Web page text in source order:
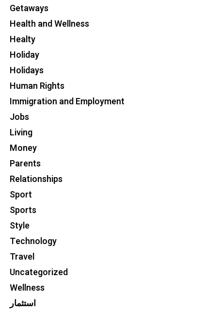
Getaways
Health and Wellness
Healty
Holiday
Holidays
Human Rights
Immigration and Employment
Jobs
Living
Money
Parents
Relationships
Sport
Sports
Style
Technology
Travel
Uncategorized
Wellness
استثمار